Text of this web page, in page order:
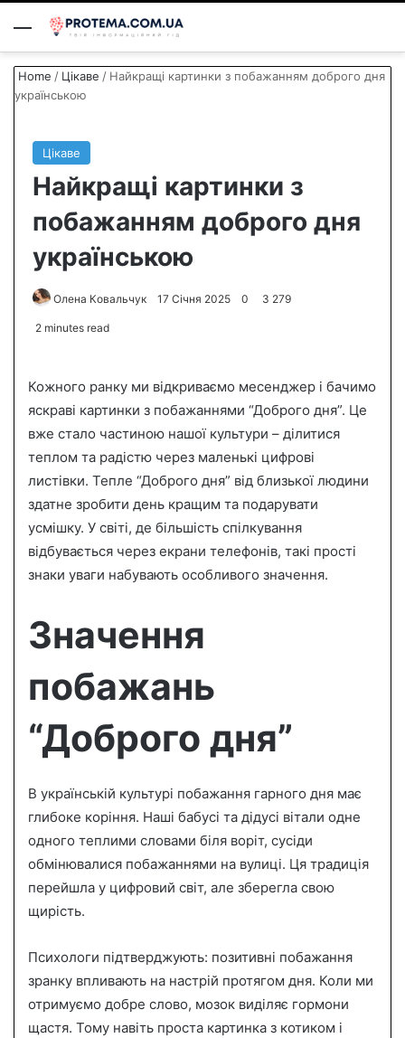
Menu
Home / Цікаве / Найкращі картинки з побажанням доброго дня
українською
Цікаве
Найкращі картинки з
побажанням доброго дня
українською
Олена Ковальчук
a
n
e
17 Січня 2025 0 3 279
2 minutes read
Кожного ранку ми відкриваємо месенджер і бачимо
яскраві картинки з побажаннями “Доброго дня”. Це
вже стало частиною нашої культури – ділитися
теплом та радістю через маленькі цифрові
листівки. Тепле “Доброго дня” від близької людини
здатне зробити день кращим та подарувати
усмішку. У світі, де більшість спілкування
відбувається через екрани телефонів, такі прості
знаки уваги набувають особливого значення.
Значення
побажань
“Доброго дня”
В українській культурі побажання гарного дня має
глибоке коріння. Наші бабусі та дідусі вітали одне
одного теплими словами біля воріт, сусіди
обмінювалися побажаннями на вулиці. Ця традиція
перейшла у цифровий світ, але зберегла свою
щирість.
Психологи підтверджують: позитивні побажання
зранку впливають на настрій протягом дня. Коли ми
отримуємо добре слово, мозок виділяє гормони
щастя. Тому навіть проста картинка з котиком і